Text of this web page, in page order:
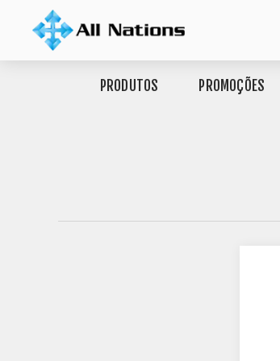
PRODUTOS PROMOÇÕES